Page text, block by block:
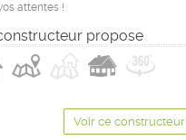
attentes !
propose
Voir ce constructeur